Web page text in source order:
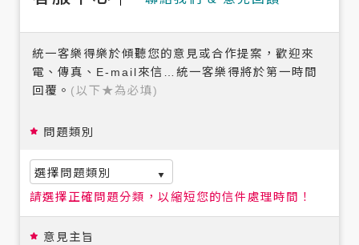
統一客樂得樂於傾聽您的意見或合作提案，歡迎來
電、傳真、E-mail來信…統一客樂得將於第一時間
回覆。 (以下★為必填)
問題類別
選擇問題類別
請選擇正確問題分類，以縮短您的信件處理時間！
意見主旨